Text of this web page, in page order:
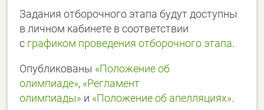
Задания отборочного этапа будут доступны
в личном кабинете в соответствии
с графиком проведения отборочного этапа.
Опубликованы «Положение об
олимпиаде», «Регламент
олимпиады» и «Положение об апелляциях».